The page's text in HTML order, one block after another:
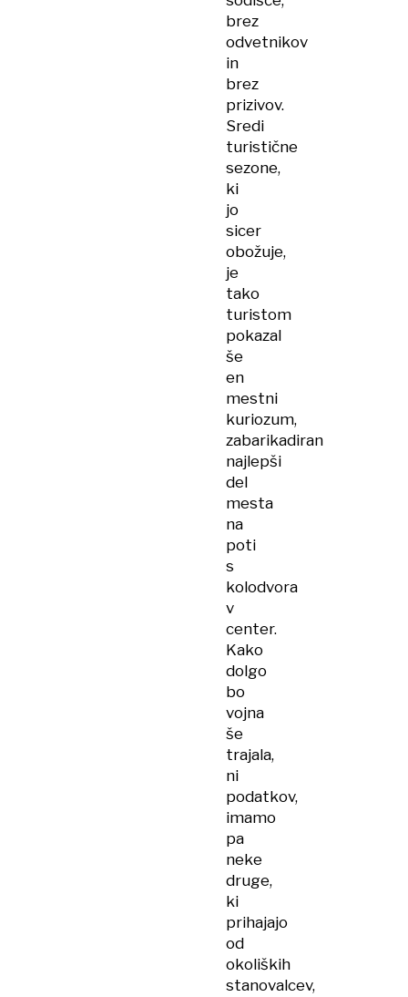
brez
odvetnikov
in
brez
prizivov.
Sredi
turistične
sezone,
ki
jo
sicer
obožuje,
je
tako
turistom
pokazal
še
en
mestni
kuriozum,
zabarikadiran
najlepši
del
mesta
na
poti
s
kolodvora
v
center.
Kako
dolgo
bo
vojna
še
trajala,
ni
podatkov,
imamo
pa
neke
druge,
ki
prihajajo
od
okoliških
stanovalcev,